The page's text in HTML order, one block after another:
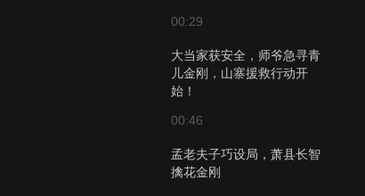
00:29
大当家获安全，师爷急寻青
儿金刚，山寨援救行动开
始！
00:46
孟老夫子巧设局，萧县长智
擒花金刚